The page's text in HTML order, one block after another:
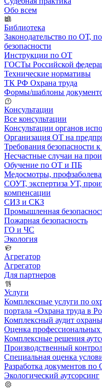
Обо всем
Библиотека
Законодательство по ОТ,
безопасности
Инструкции по ОТ
ГОСТы Российской
Технические нормативы
ТК РФ Охрана труда
Формы/шаблоны
Консультации
Все консультации
Консультации органов
Организация ОТ на
Требования безопасности
Несчастные случаи на
Обучение по ОТ и ПБ
Медосмотры,
СОУТ, экспертиза УТ,
компенсации
СИЗ и СКЗ
Промышленная
Пожарная безопасность
ГО и ЧС
Экология
Агрегатор
Агрегатор
Для партнеров
Услуги
Комплексные услуги по
портала «Охрана труда в
Комплексный аудит
Оценка
Комплексные решения
Производственный
Специальная оценка
Разработка документов
Экологический аутсорсинг